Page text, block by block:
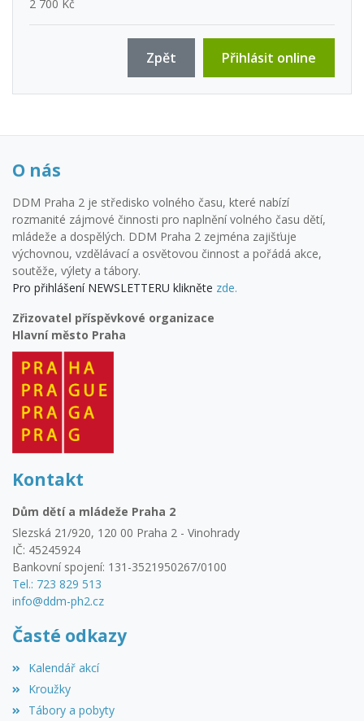
2 700 Kč
Přihlásit online
Zpět
O nás
DDM Praha 2 je středisko volného času, které nabízí
rozmanité zájmové činnosti pro naplnění volného času dětí,
mládeže a dospělých. DDM Praha 2 zejména zajišťuje
výchovnou, vzdělávací a osvětovou činnost a pořádá akce,
soutěže, výlety a tábory.
Pro přihlášení NEWSLETTERU klikněte zde.
Zřizovatel příspěvkové organizace
Hlavní město Praha
Kontakt
Dům dětí a mládeže Praha 2
Slezská 21/920, 120 00 Praha 2 - Vinohrady
IČ: 45245924
Bankovní spojení: 131-3521950267/0100
Tel.: 723 829 513
info@ddm-ph2.cz
Časté odkazy
Kalendář akcí
Kroužky
Tábory a pobyty